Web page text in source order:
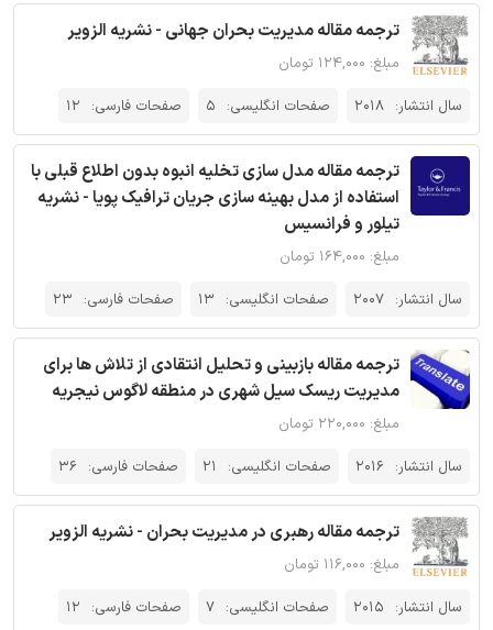
ترجمه مقاله مدیریت بحران جهانی - نشریه الزویر
مبلغ: ۱۲۴,۰۰۰ تومان
سال انتشار: 2018 صفحات انگلیسی: 5 صفحات فارسی: 12
ترجمه مقاله مدل سازی تخلیه انبوه بدون اطلاع قبلی با
استفاده از مدل بهینه سازی جریان ترافیک پویا - نشریه
تیلور و فرانسیس
مبلغ: ۱۶۴,۰۰۰ تومان
سال انتشار: 2007 صفحات انگلیسی: 13 صفحات فارسی: 23
ترجمه مقاله بازبینی و تحلیل انتقادی از تلاش ها برای
مدیریت ریسک سیل شهری در منطقه لاگوس نیجریه
مبلغ: ۲۲۰,۰۰۰ تومان
سال انتشار: 2016 صفحات انگلیسی: 21 صفحات فارسی: 36
ترجمه مقاله رهبری در مدیریت بحران - نشریه الزویر
مبلغ: ۱۱۶,۰۰۰ تومان
سال انتشار: 2015 صفحات انگلیسی: 7 صفحات فارسی: 12